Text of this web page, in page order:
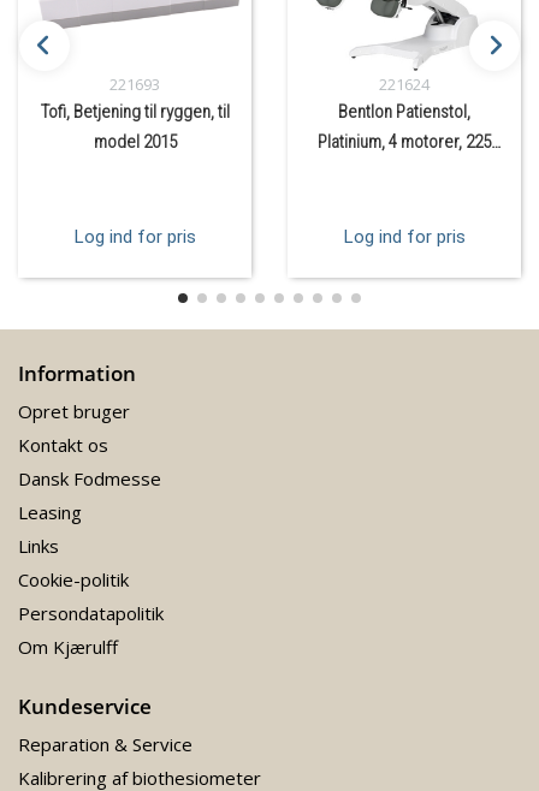
221693
Tofi, Betjening til ryggen, til
model 2015
Log ind for pris
221624
Bentlon Patienstol,
Platinium, 4 motorer, 225
Log ind for pris
Information
Opret bruger
Kontakt os
Dansk Fodmesse
Leasing
Links
Cookie-politik
Persondatapolitik
Om Kjærulff
Kundeservice
Reparation & Service
Kalibrering af biothesiometer